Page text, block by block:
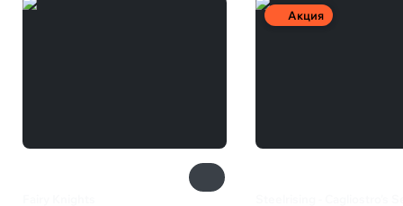
Акция